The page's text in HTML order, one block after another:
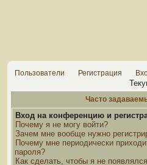
Пользователи Регистрация
Часто
Вход на конференцию и
Почему я не могу войти?
Зачем мне вообще нужно
Почему мне периодически
пароля?
Как сделать, чтобы я не